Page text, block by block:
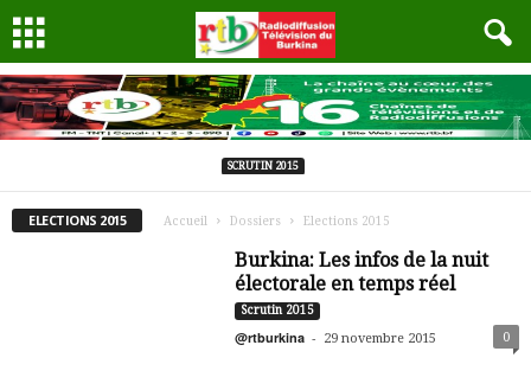
SCRUTIN 2015
ELECTIONS 2015 Accueil Dossiers Elections 2015
Burkina: Les infos de la nuit
électorale en temps réel
Scrutin 2015
@rtburkina - 29 novembre 2015 0